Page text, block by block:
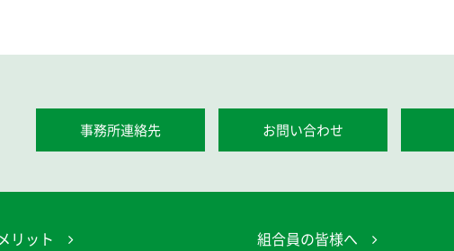
事務所連絡先 お問い合わせ
リット
組合員の皆様へ